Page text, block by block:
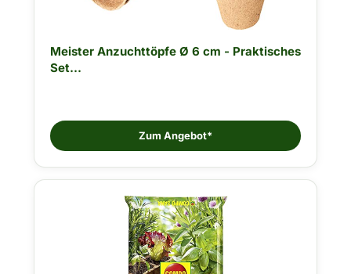
Meister Anzuchttöpfe Ø 6 cm - Praktisches
Set...
Zum Angebot*